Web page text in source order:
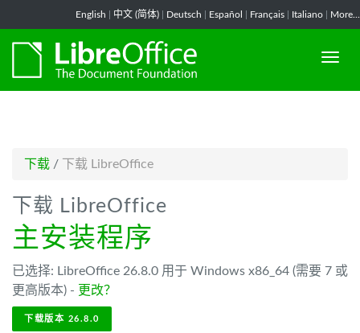
English 中文 (简体) Deutsch Español Français Italiano More...
下载 / 下载 LibreOffice
下载 LibreOffice
主安装程序
已选择: LibreOffice 26.8.0 用于 Windows x86_64 (需要 7 或
更高版本) - 更改？
下载版本 26.8.0